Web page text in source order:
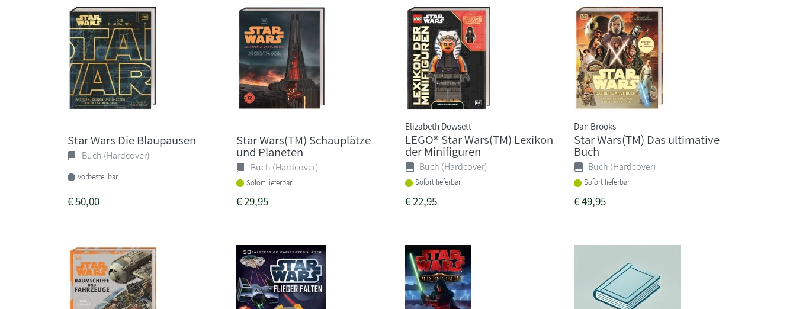
Star Wars Die Blaupausen
Buch (Hardcover)
Vorbestellbar
€50,00
Star Wars(TM) Schauplätze
und Planeten
Buch (Hardcover)
Sofort lieferbar
€29,95
Elizabeth Dowsett
LEGO® Star Wars(TM) Lexikon
der Minifiguren
Buch (Hardcover)
Sofort lieferbar
€22,95
Dan Brooks
Star Wars(TM) Das ultimative
Buch
Buch (Hardcover)
Sofort lieferbar
€49,95